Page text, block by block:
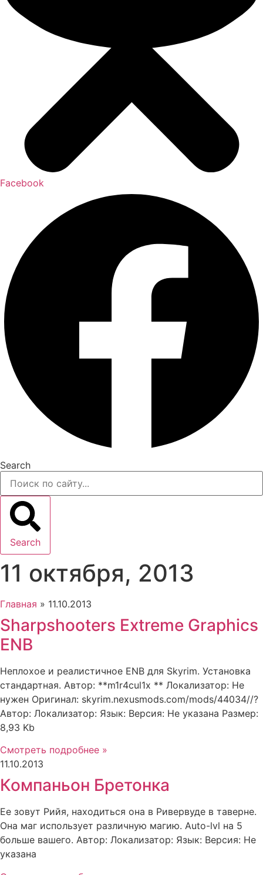
Facebook
Search
Search
11 октября, 2013
Главная » 11.10.2013
Sharpshooters Extreme Graphics
ENB
Неплохое и реалистичное ENB для Skyrim. Установка
стандартная. Автор: **m1r4cul1x ** Локализатор: Не
нужен Оригинал: skyrim.nexusmods.com/mods/44034//?
Автор: Локализатор: Язык: Версия: Не указана Размер:
8,93 Kb
Смотреть подробнее »
11.10.2013
Компаньон Бретонка
Ее зовут Рийя, находиться она в Ривервуде в таверне.
Она маг использует различную магию. Auto-lvl на 5
больше вашего. Автор: Локализатор: Язык: Версия: Не
указана